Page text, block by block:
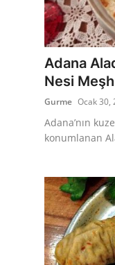
Adana
Nesi
Gurme Ocak 30,
Adana’nın
konumlanan